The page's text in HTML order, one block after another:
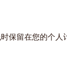
留在您的个人